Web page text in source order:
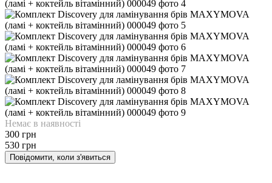
Немає в наявності
300 грн
530 грн
Повідомити, коли з'явиться